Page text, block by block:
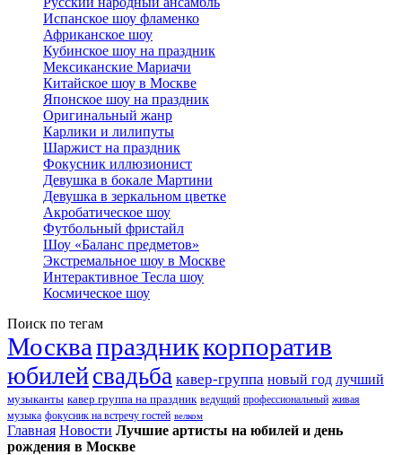
Испанское шоу фламенко
Африканское шоу
Кубинское шоу на праздник
Мексиканские Мариачи
Китайское шоу в Москве
Японское шоу на праздник
Оригинальный жанр
Карлики и лилипуты
Шаржист на праздник
Фокусник иллюзионист
Девушка в бокале Мартини
Девушка в зеркальном цветке
Акробатическое шоу
Футбольный фристайл
Шоу «Баланс предметов»
Экстремальное шоу в Москве
Интерактивное Тесла шоу
Космическое шоу
Поиск по тегам
Москвапраздниккорпоратив
юбилейсвадьба кавер-группа новый год лучший
музыканты кавер группа на праздник ведущий профессиональный живая
музыка фокусник на встречу гостей велком
Главная Новости Лучшие артисты на юбилей и день
рождения в Москве